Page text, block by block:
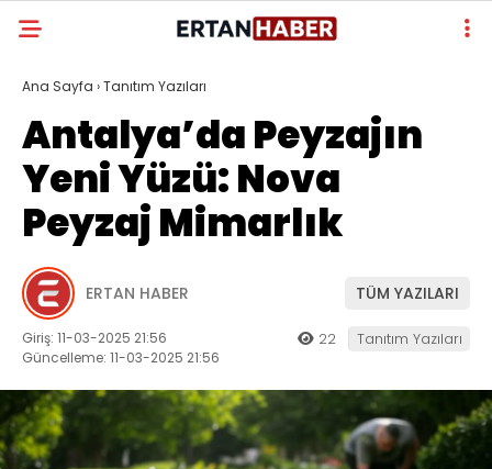
Ana Sayfa ›Tanıtım Yazıları
Antalya’da Peyzajın
Yeni Yüzü: Nova
Peyzaj Mimarlık
ERTAN HABER TÜM YAZILARI
Giriş: 11-03-2025 21:56
Güncelleme: 11-03-2025 21:56
22 Tanıtım Yazıları